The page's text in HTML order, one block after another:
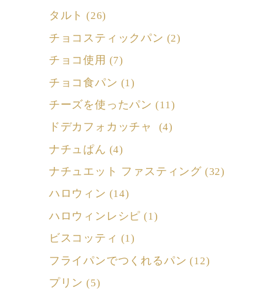
タルト (26)
チョコスティックパン (2)
チョコ使用 (7)
チョコ食パン (1)
チーズを使ったパン (11)
ドデカフォカッチャ (4)
ナチュぱん (4)
ナチュエット ファスティング (32)
ハロウィン (14)
ハロウィンレシピ (1)
ビスコッティ (1)
フライパンでつくれるパン (12)
プリン (5)